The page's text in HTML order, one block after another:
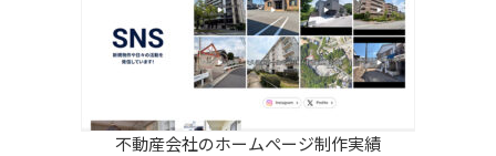
不動産会社のホームぺージ制作実績